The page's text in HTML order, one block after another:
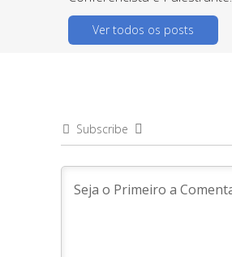
Ver todos os posts
Subscribe